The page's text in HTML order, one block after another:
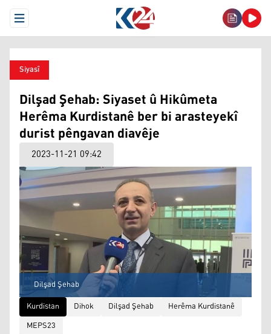
Open Menu
Siyasî
Dilşad Şehab: Siyaset û Hikûmeta
Herêma Kurdistanê ber bi arasteyekî
durist pêngavan diavêje
2023-11-21 09:42
Dilşad Şehab
Kurdistan
Dihok Dilşad Şehab
Herêma Kurdistanê
MEPS23